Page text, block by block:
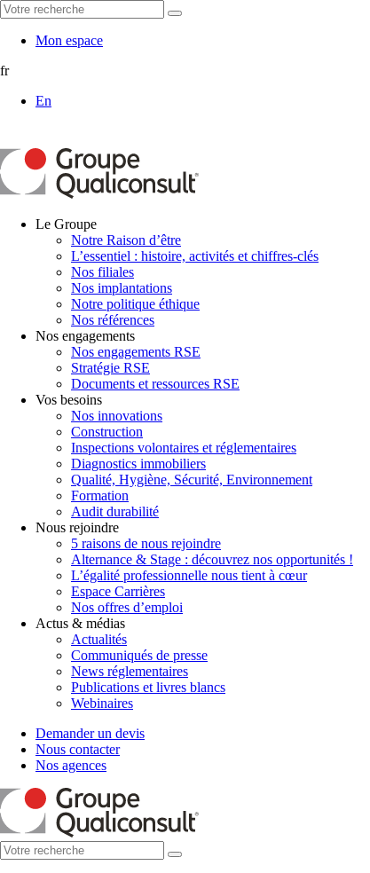
Mon espace
fr
En
Le Groupe
Notre Raison d’être
L’essentiel : histoire, activités et chiffres-clés
Nos filiales
Nos implantations
Notre politique éthique
Nos références
Nos engagements
Nos engagements RSE
Stratégie RSE
Documents et ressources RSE
Vos besoins
Nos innovations
Construction
Inspections volontaires et réglementaires
Diagnostics immobiliers
Qualité, Hygiène, Sécurité, Environnement
Formation
Audit durabilité
Nous rejoindre
5 raisons de nous rejoindre
Alternance & Stage : découvrez nos opportunités !
L’égalité professionnelle nous tient à cœur
Espace Carrières
Nos offres d’emploi
Actus & médias
Actualités
Communiqués de presse
News réglementaires
Publications et livres blancs
Webinaires
Demander un devis
Nous contacter
Nos agences